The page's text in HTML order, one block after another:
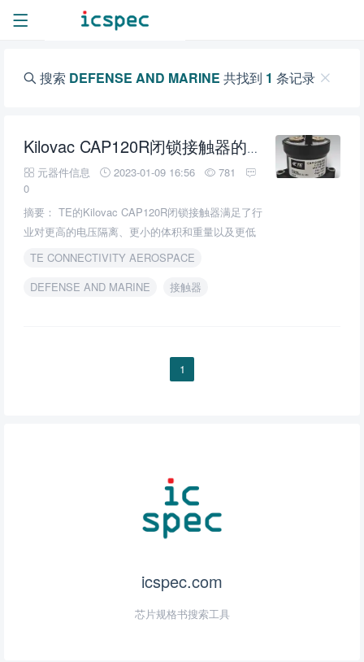
搜索 DEFENSE AND MARINE 共找到 1 条记录
2023-01-09 16:56
0
TE CONNECTIVITY AEROSPACE
1
icspec.com
芯片规格书搜索工具